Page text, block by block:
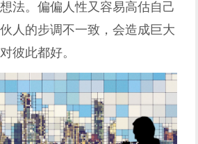
法。偏偏人性又容易高估自己
人的步调不一致，会造成巨大
彼此都好。